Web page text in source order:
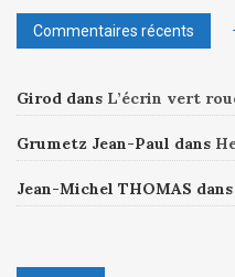
Commentaires récents
Girod dans L’écrin vert
Grumetz Jean-Paul dans
Jean-Michel THOMAS dans